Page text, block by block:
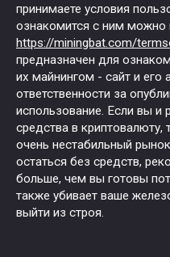
принимаете условия
ознакомится с ним можно
https://miningbat.com/
предназначен для
их майнингом - сайт и его
ответственности за
использование. Если вы и
средства в
очень нестабильный
остаться без средств,
больше, чем вы готовы
также убивает ваше
выйти из строя.